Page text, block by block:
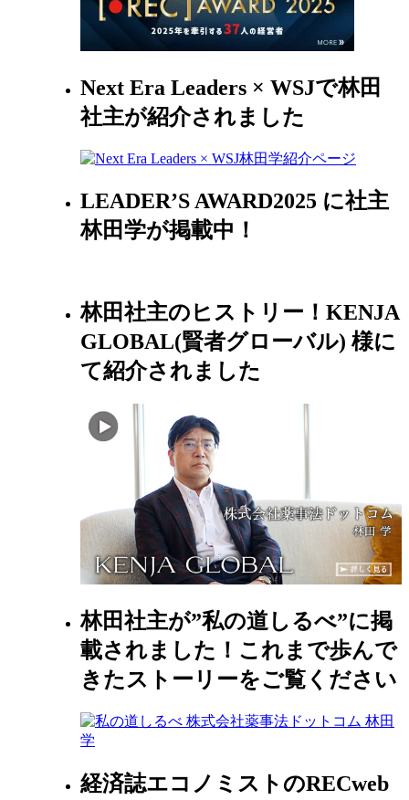
Next Era Leaders × WSJで林田
社主が紹介されました
LEADER’S AWARD2025 に社主
林田学が掲載中！
林田社主のヒストリー！KENJA
GLOBAL(賢者グローバル) 様に
て紹介されました
林田社主が”私の道しるべ”に掲
載されました！これまで歩んで
きたストーリーをご覧ください
経済誌エコノミストのRECweb